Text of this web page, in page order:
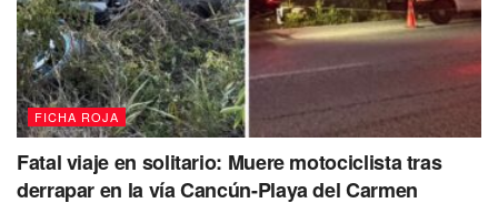
armas cortas calibre 9 milímetros abastecidas cada una
con 17 cartuchos, 1 chaleco balístico con la leyenda
Policía Quintana Roo, más de 180 cartuchos de diversos
calibres, más de 2 mil bolsas con posibles narcóticos
como marihuana, cocaína,cristal y piedra.
FICHA ROJA
Fatal viaje en solitario: Muere motociclista tras
derrapar en la vía Cancún-Playa del Carmen